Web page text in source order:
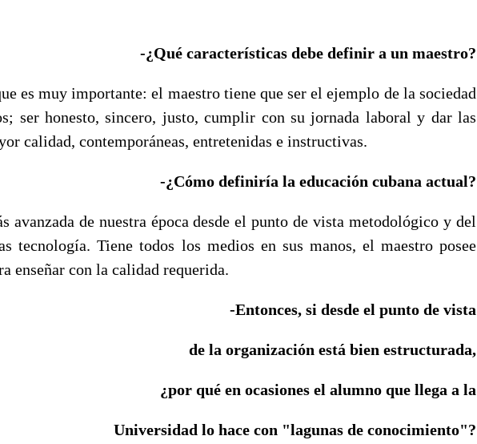
-¿Qué características debe definir a un maestro?
es muy importante: el maestro tiene que ser el ejemplo de la sociedad
ser honesto, sincero, justo, cumplir con su jornada laboral y dar las
calidad, contemporáneas, entretenidas e instructivas.
-¿Cómo definiría la educación cubana actual?
avanzada de nuestra época desde el punto de vista metodológico y del
tecnología. Tiene todos los medios en sus manos, el maestro posee
enseñar con la calidad requerida.
-Entonces, si desde el punto de vista
de la organización está bien estructurada,
¿por qué en ocasiones el alumno que llega a la
Universidad lo hace con "lagunas de conocimiento"?